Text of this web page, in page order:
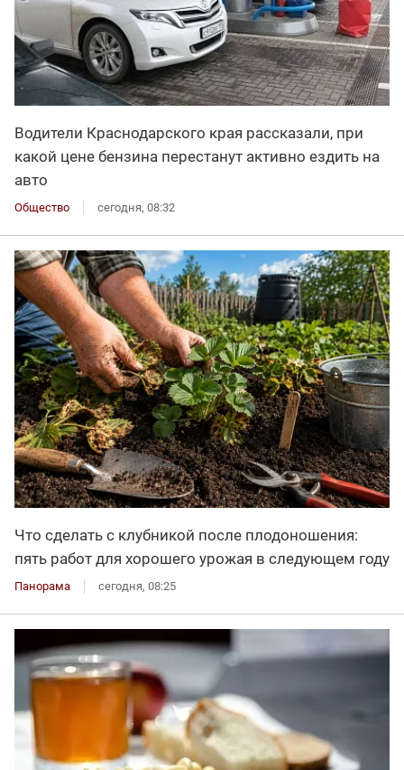
Водители Краснодарского края рассказали, при
какой цене бензина перестанут активно ездить на
авто
Общество сегодня, 08:32
Что сделать с клубникой после плодоношения:
пять работ для хорошего урожая в следующем году
Панорама сегодня, 08:25